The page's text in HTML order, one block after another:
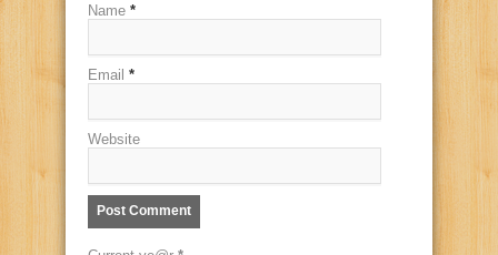
Name *
Email *
Website